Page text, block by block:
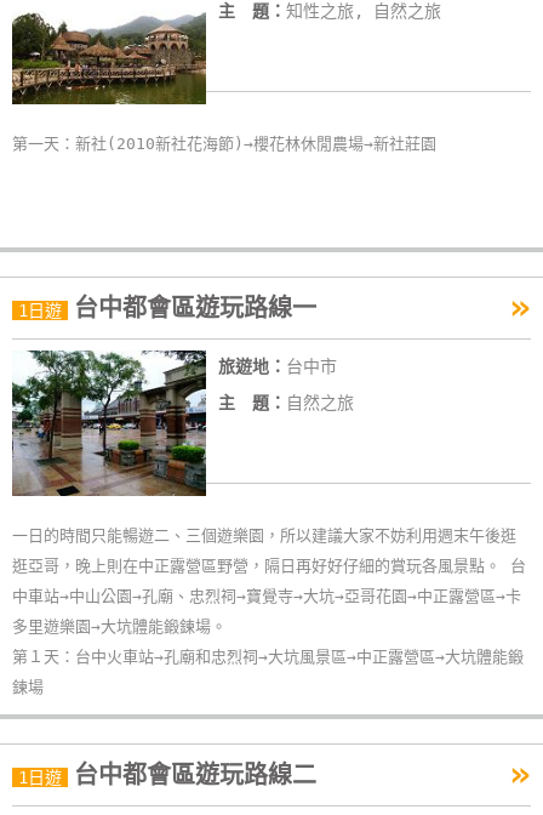
全
租
帶
你
玩
玩
樂
圖
顧
客
服
務
顧
客
主 題： 知性之旅, 自然之旅
第一天：新社(2010新社花海節)→櫻花林休閒農場→新社莊園
1日遊 台中都會區遊玩路線一 »
旅遊地： 台中市
主 題： 自然之旅
一日的時間只能暢遊二、三個遊樂園，所以建議大家不妨利用週末午後逛
逛亞哥，晚上則在中正露營區野營，隔日再好好仔細的賞玩各風景點。 台
中車站→中山公園→孔廟、忠烈祠→寶覺寺→大坑→亞哥花園→中正露營區→卡
多里遊樂園→大坑體能鍛鍊場。
第１天：台中火車站→孔廟和忠烈祠→大坑風景區→中正露營區→大坑體能鍛
鍊場
1日遊 台中都會區遊玩路線二 »